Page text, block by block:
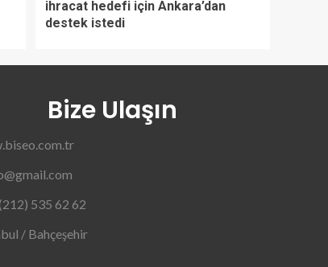
ihracat hedefi için Ankara’dan
destek istedi
Bize Ulaşın
535 62 62
/ Bahçeşehir